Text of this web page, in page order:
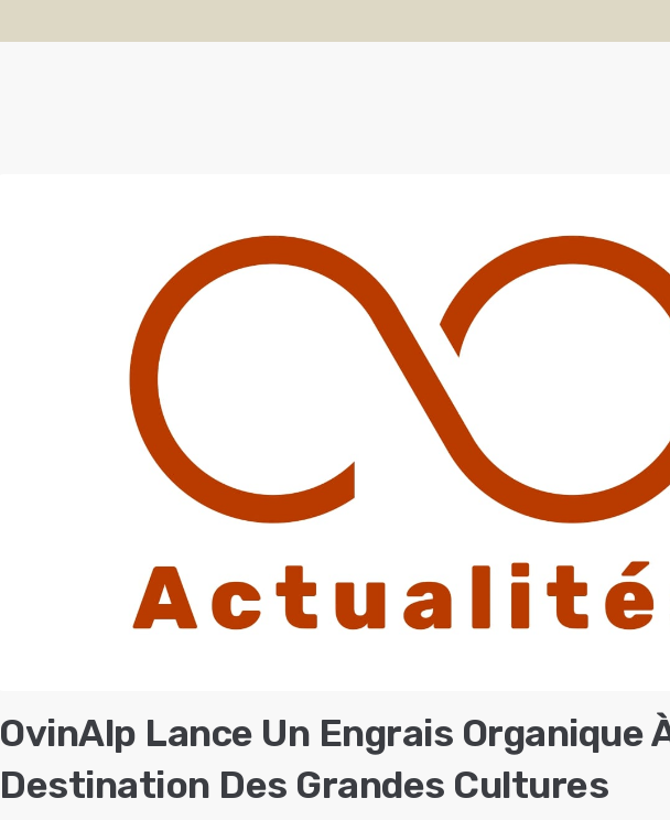
OvinAlp Lance Un Engrais Organique
Destination Des Grandes Cultures